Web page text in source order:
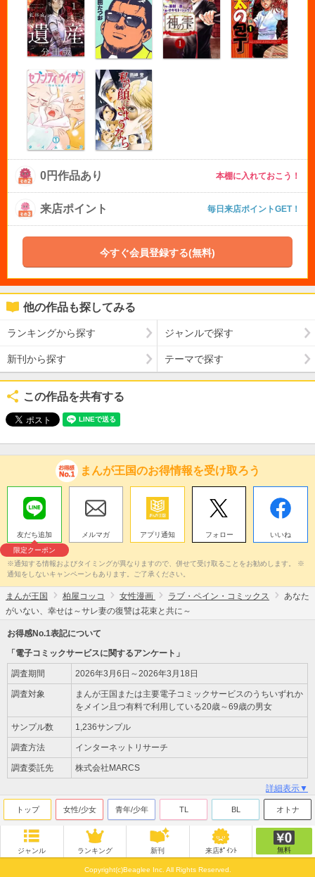
0円作品あり 本棚に入れておこう！
来店ポイント 毎日来店ポイントGET！
今すぐ会員登録する(無料)
他の作品も探してみる
ランキングから探す ジャンルで探す
新刊から探す テーマで探す
この作品を共有する
まんが王国のお得情報を受け取ろう
友だち追加
限定クーポン
メルマガ アプリ通知 フォロー いいね
※通知する情報およびタイミングが異なりますので、併せて受け取ることをお勧めします。 ※
通知をしないキャンペーンもあります。ご了承ください。
まんが王国 柏屋コッコ 女性漫画 ラブ・ペイン・コミックス
あなた
がいない、幸せは～サレ妻の復讐は花束と共に～
お得感No.1表記について
「電子コミックサービスに関するアンケート」
調査期間 2026年3月6日～2026年3月18日
調査対象
まんが王国または主要電子コミックサービスのうちいずれか
をメイン且つ有料で利用している20歳～69歳の男女
サンプル数 1,236サンプル
調査方法 インターネットリサーチ
調査委託先 株式会社MARCS
詳細表示▼
トップ 女性/少女 青年/少年 TL BL オトナ
ジャンル ランキング 新刊 来店ﾎﾟｲﾝﾄ 無料
Copyright(c)Beaglee Inc. All Rights Reserved.